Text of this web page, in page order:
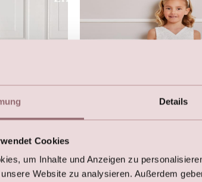
Details
Cookies
um Inhalte und Anzeigen zu
Website zu analysieren. Außerdem